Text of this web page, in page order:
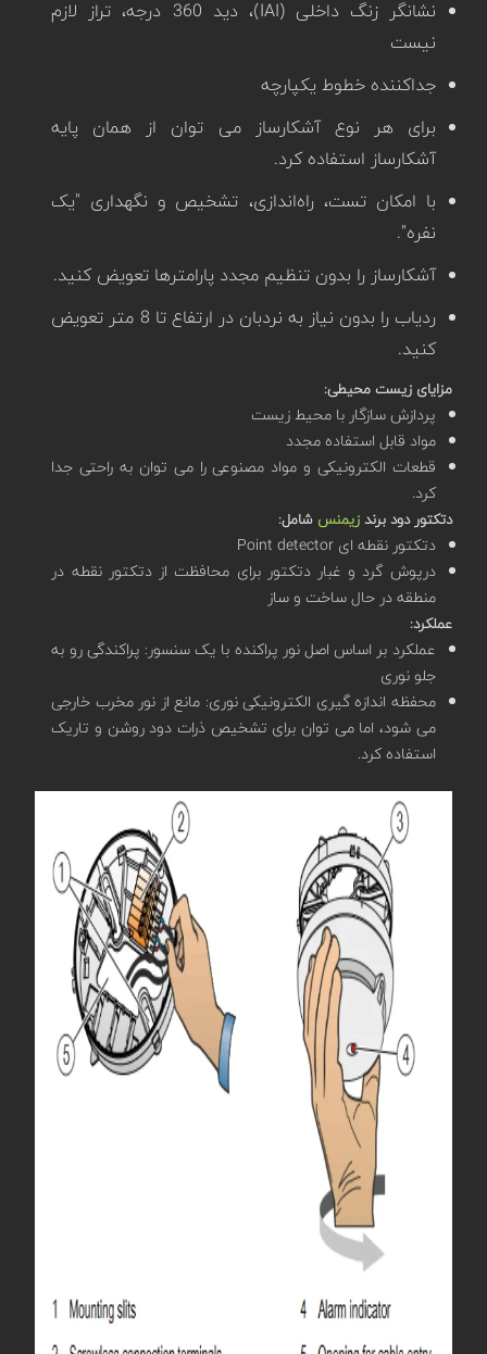
نشانگر زنگ داخلی (IAI)، دید 360 درجه، تراز لازم
نیست
جداکننده خطوط یکپارچه
برای هر نوع آشکارساز می توان از همان پایه
آشکارساز استفاده کرد.
با امکان تست، راه‌اندازی، تشخیص و نگهداری "یک
نفره".
آشکارساز را بدون تنظیم مجدد پارامترها تعویض کنید.
ردیاب را بدون نیاز به نردبان در ارتفاع تا 8 متر تعویض
کنید.
مزایای زیست محیطی:
پردازش سازگار با محیط زیست
مواد قابل استفاده مجدد
قطعات الکترونیکی و مواد مصنوعی را می توان به راحتی جدا
کرد.
دتکتور دود برندزیمنس شامل:
دتکتور نقطه ای Point detector
درپوش گرد و غبار دتکتور برای محافظت از دتکتور نقطه در
منطقه در حال ساخت و ساز
عملکرد:
عملکرد بر اساس اصل نور پراکنده با یک سنسور: پراکندگی رو به
جلو نوری
محفظه اندازه گیری الکترونیکی نوری: مانع از نور مخرب خارجی
می شود، اما می توان برای تشخیص ذرات دود روشن و تاریک
استفاده کرد.